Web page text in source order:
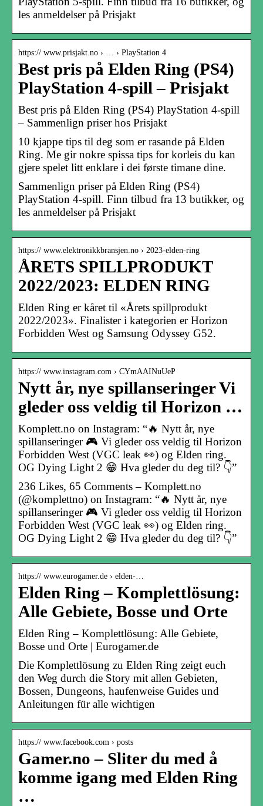
les anmeldelser på Prisjakt
https:// www.prisjakt.no › … › PlayStation 4
Best pris på Elden Ring (PS4)
PlayStation 4-spill – Prisjakt
Best pris på Elden Ring (PS4) PlayStation 4-spill
– Sammenlign priser hos Prisjakt
10 kjappe tips til deg som er rasande på Elden
Ring. Me gir nokre spissa tips for korleis du kan
gjere spelet litt enklare i dei første timane dine.
Sammenlign priser på Elden Ring (PS4)
PlayStation 4-spill. Finn tilbud fra 13 butikker, og
les anmeldelser på Prisjakt
https:// www.elektronikkbransjen.no › 2023-elden-ring
ÅRETS SPILLPRODUKT
2022/2023: ELDEN RING
Elden Ring er kåret til «Årets spillprodukt
2022/2023». Finalister i kategorien er Horizon
Forbidden West og Samsung Odyssey G52.
https:// www.instagram.com › CYmAAINuUeP
Nytt år, nye spillanseringer Vi
gleder oss veldig til Horizon …
Komplett.no on Instagram: “🔥 Nytt år, nye
spillanseringer 🎮 Vi gleder oss veldig til Horizon
Forbidden West (VGC leak 👀) og Elden ring.
OG Dying Light 2 😁 Hva gleder du deg til? 👇”
236 Likes, 65 Comments – Komplett.no
(@komplettno) on Instagram: “🔥 Nytt år, nye
spillanseringer 🎮 Vi gleder oss veldig til Horizon
Forbidden West (VGC leak 👀) og Elden ring.
OG Dying Light 2 😁 Hva gleder du deg til? 👇”
https:// www.eurogamer.de › elden-…
Elden Ring – Komplettlösung:
Alle Gebiete, Bosse und Orte
Elden Ring – Komplettlösung: Alle Gebiete,
Bosse und Orte | Eurogamer.de
Die Komplettlösung zu Elden Ring zeigt euch
den Weg durch die Story mit allen Gebieten,
Bossen, Dungeons, haufenweise Guides und
Anleitungen für alle wichtigen
https:// www.facebook.com › posts
Gamer.no – Sliter du med å
komme igang med Elden Ring
…